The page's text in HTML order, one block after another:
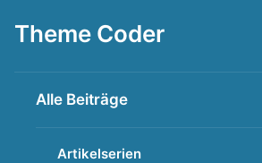
Inhalt
Theme Coder
Alle Beiträge
Artikelserien